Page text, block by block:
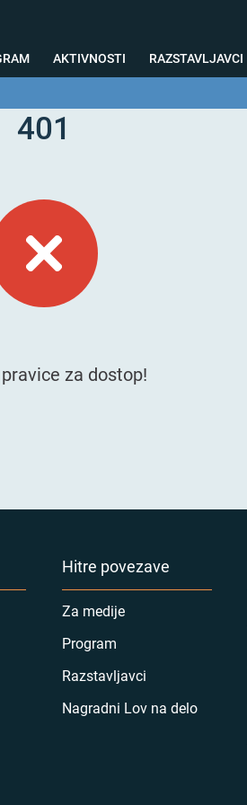
AKTIVNOSTI
Testiranja
RAZSTAVLJAVCI
401
za dostop!
Hitre povezave
Za medije
Program
Razstavljavci
Nagradni Lov na delo